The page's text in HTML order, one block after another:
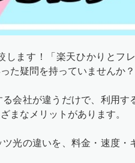
ます！「楽天ひかりとフ
た疑問を持っていませんか？
会社が違うだけで、利用
まなメリットがあります。
光の違いを、料金・速度